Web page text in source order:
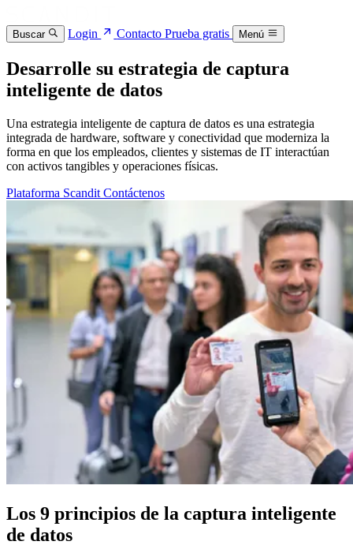
Buscar Login ContactoPrueba gratis Menú
Desarrolle su estrategia de captura
inteligente de datos
Una estrategia inteligente de captura de datos es una estrategia
integrada de hardware, software y conectividad que moderniza la
forma en que los empleados, clientes y sistemas de IT interactúan
con activos tangibles y operaciones físicas.
Plataforma Scandit Contáctenos
Los 9 principios de la captura inteligente
de datos